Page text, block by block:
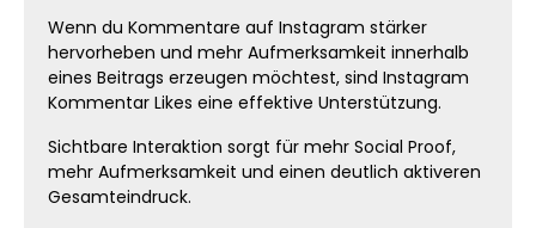
Wenn du Kommentare auf Instagram stärker
hervorheben und mehr Aufmerksamkeit innerhalb
eines Beitrags erzeugen möchtest, sind Instagram
Kommentar Likes eine effektive Unterstützung.
Sichtbare Interaktion sorgt für mehr Social Proof,
mehr Aufmerksamkeit und einen deutlich aktiveren
Gesamteindruck.